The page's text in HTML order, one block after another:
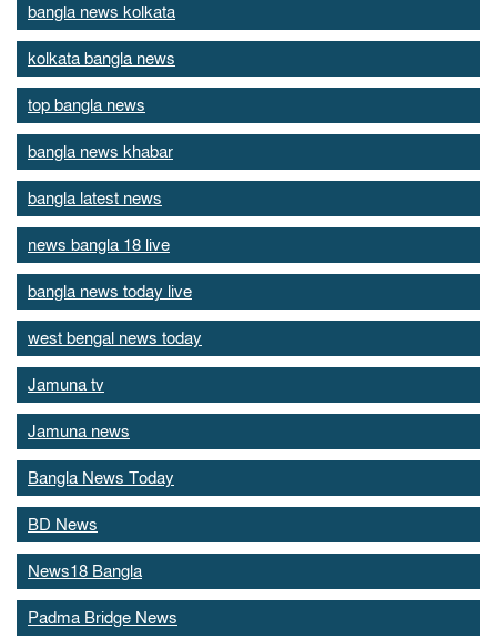
bangla news kolkata
kolkata bangla news
top bangla news
bangla news khabar
bangla latest news
news bangla 18 live
bangla news today live
west bengal news today
Jamuna tv
Jamuna news
Bangla News Today
BD News
News18 Bangla
Padma Bridge News